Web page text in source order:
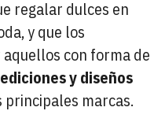
regalar dulces en
y que los
con forma de
ediciones y diseños
principales marcas.